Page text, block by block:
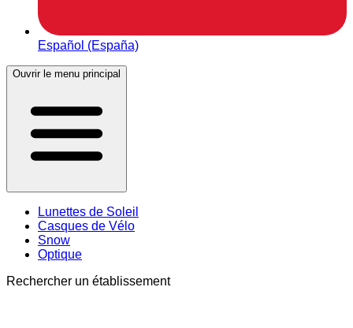
Español (España)
Ouvrir le menu principal
Lunettes de Soleil
Casques de Vélo
Snow
Optique
Rechercher un établissement